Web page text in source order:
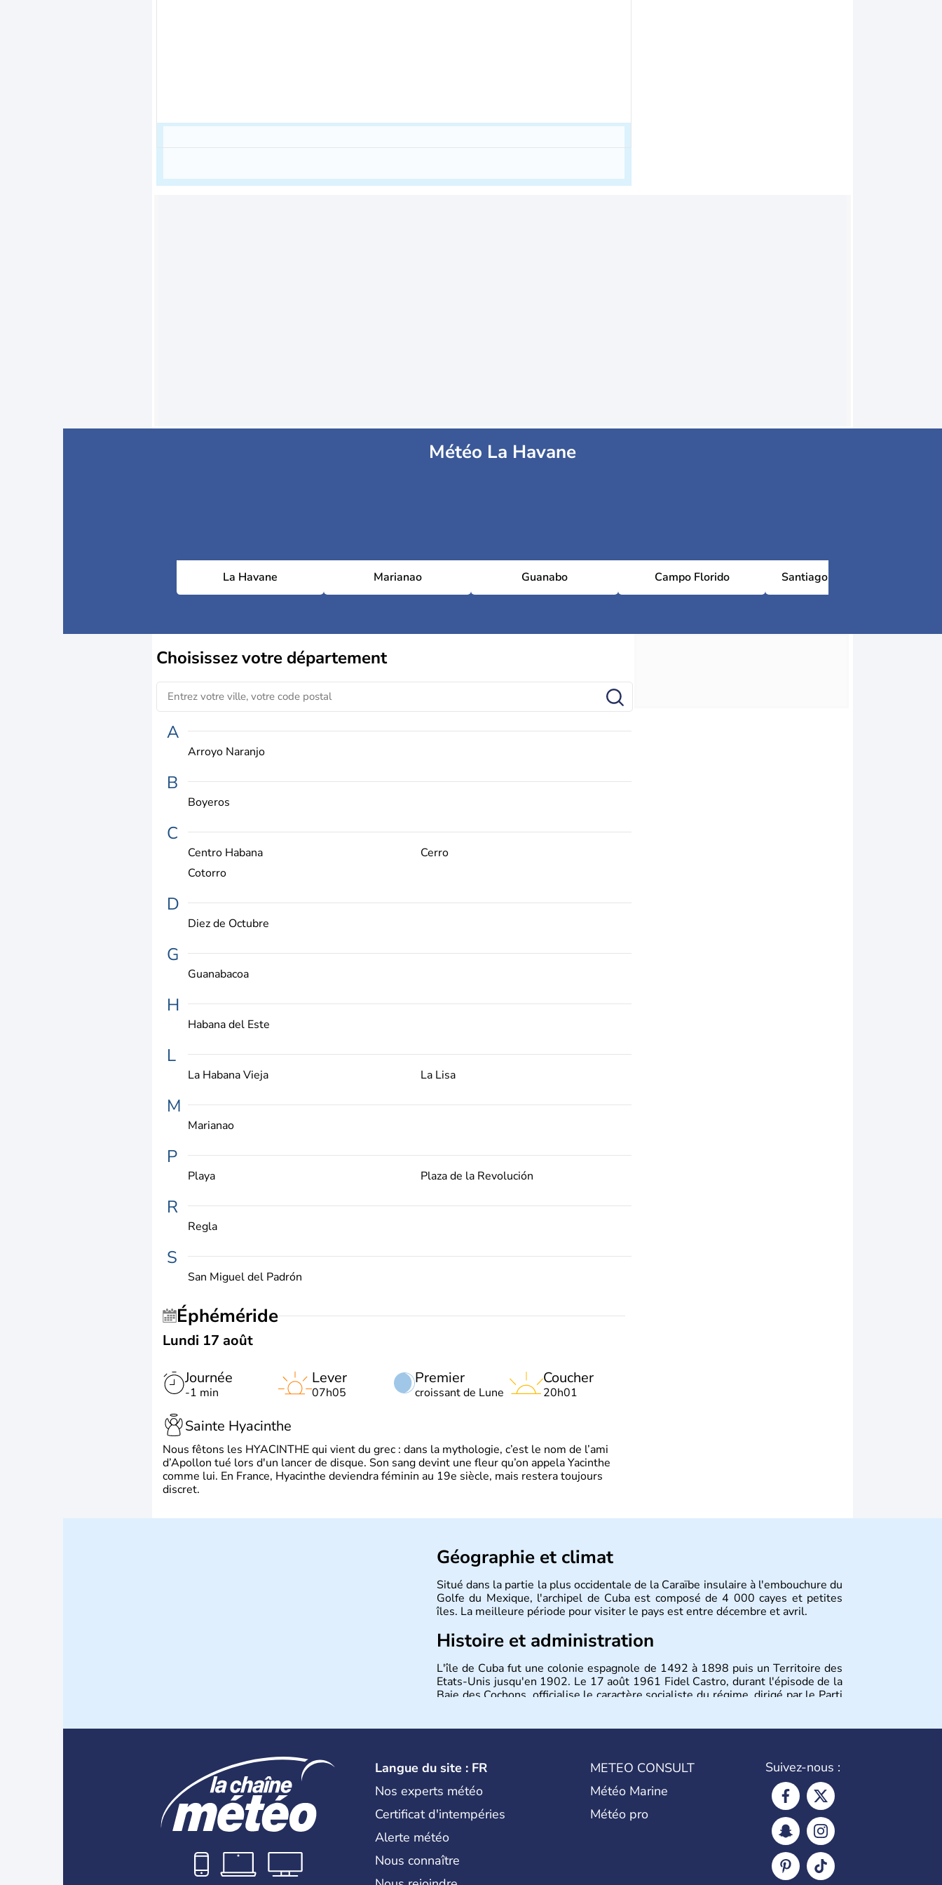
Météo La Havane
La Havane Marianao Guanabo Campo Florido Santiago de las Vegas
Choisissezvotre département
A
Arroyo Naranjo
B
Boyeros
C
Centro Habana
Cerro
Cotorro
D
Diez de Octubre
G
Guanabacoa
H
Habana del Este
L
La Habana Vieja La Lisa
M
Marianao
P
Playa Plaza de la Revolución
R
Regla
S
San Miguel del Padrón
Éphéméride
Lundi 17 août
Journée
-1 min
Premier
croissant de Lune
Lever
07h05
Coucher
20h01
Sainte Hyacinthe
Nous fêtons les HYACINTHE qui vient du grec : dans la mythologie, c’est le nom de l’ami
d’Apollon tué lors d'un lancer de disque. Son sang devint une fleur qu’on appela Yacinthe
comme lui. En France, Hyacinthe deviendra féminin au 19e siècle, mais restera toujours
discret.
Géographie et climat
Situé dans la partie la plus occidentale de la Caraïbe insulaire à l'embouchure du
Golfe du Mexique, l'archipel de Cuba est composé de 4 000 cayes et petites
îles. La meilleure période pour visiter le pays est entre décembre et avril.
Histoire et administration
L'île de Cuba fut une colonie espagnole de 1492 à 1898 puis un Territoire des
Etats-Unis jusqu'en 1902. Le 17 août 1961 Fidel Castro, durant l'épisode de la
Baie des Cochons, officialise le caractère socialiste du régime, dirigé par le Parti
Langue du site : FR
Nos experts météo
Certificat d'intempéries
Alerte météo
Nous connaître
METEO CONSULT
Météo Marine
Météo pro
Suivez-nous :